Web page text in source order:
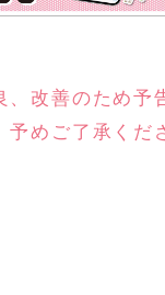
、改善のため予
予めご了承くだ